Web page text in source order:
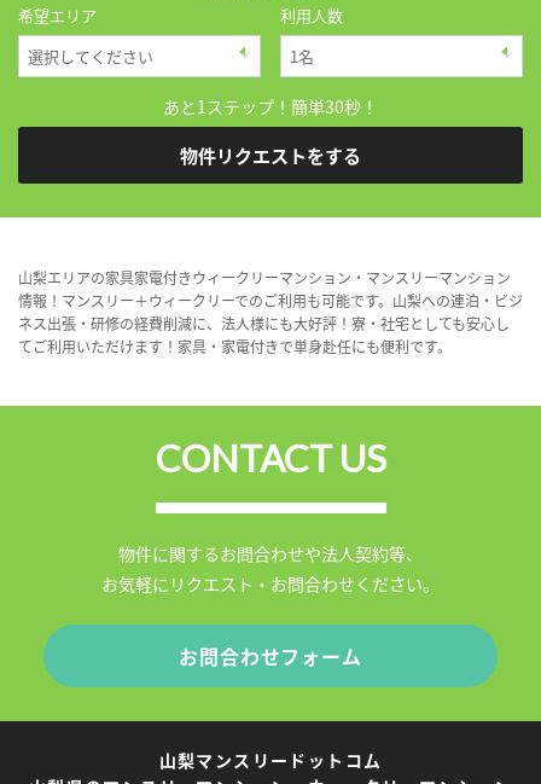
希望エリア
利用人数
あと1ステップ！簡単30秒！
物件リクエストをする
山梨エリアの家具家電付きウィークリーマンション・マンスリーマンション
情報！マンスリー＋ウィークリーでのご利用も可能です。山梨への連泊・ビジ
ネス出張・研修の経費削減に、法人様にも大好評！寮・社宅としても安心し
てご利用いただけます！家具・家電付きで単身赴任にも便利です。
CONTACT US
物件に関するお問合わせや法人契約等、
お気軽にリクエスト・お問合わせください。
お問合わせフォーム
山梨マンスリードットコム